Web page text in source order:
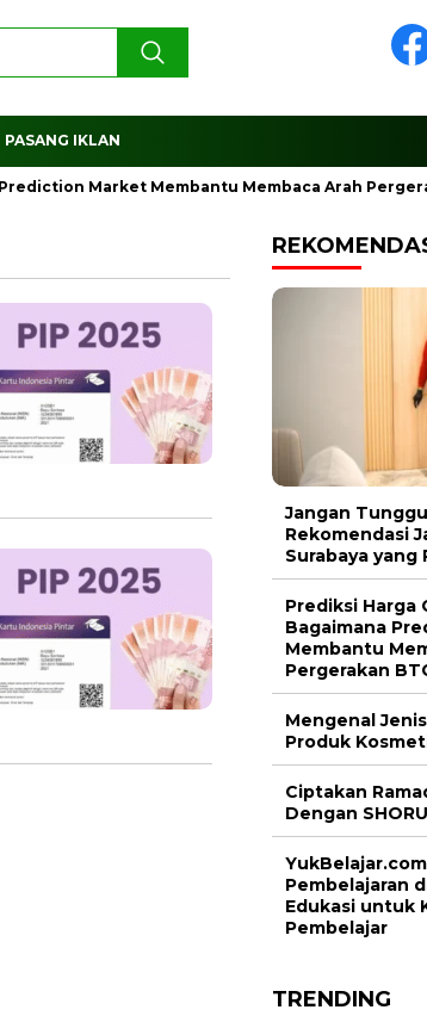
PASANG IKLAN
Market Membantu Membaca Arah Pergerakan
Jangan
Rekomendasi
Surabaya yang
Prediksi Harga
Bagaimana
Membantu
Pergerakan
Mengenal
Produk
Ciptakan
Dengan
Pembelajaran
Edukasi untuk
Pembelajar
TRENDING